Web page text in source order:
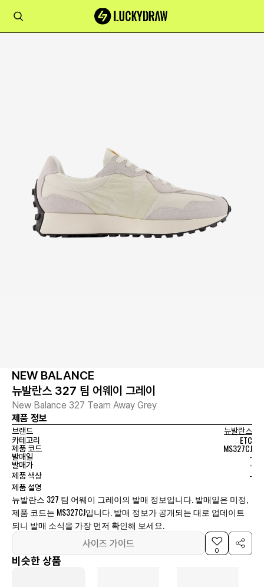
NEW BALANCE
뉴발란스 327 팀 어웨이 그레이
New Balance 327 Team Away Grey
제품 정보
브랜드
뉴발란스
카테고리
ETC
제품 코드 MS327CJ
발매일 -
발매가 -
제품 색상 -
제품 설명
뉴발란스 327 팀 어웨이 그레이의 발매 정보입니다. 발매일은 미정,
제품 코드는 MS327CJ입니다. 발매 정보가 공개되는 대로 업데이트
되니 발매 소식을 가장 먼저 확인해 보세요.
사이즈 가이드
0
비슷한 상품